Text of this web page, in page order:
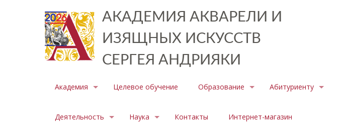
АКАДЕМИЯ АКВАРЕЛИ И
ИЗЯЩНЫХ ИСКУССТВ
СЕРГЕЯ АНДРИЯКИ
Академия Целевое обучение Образование Абитуриенту
Деятельность Наука Контакты Интернет-магазин